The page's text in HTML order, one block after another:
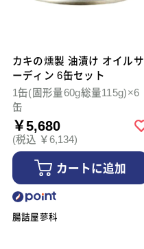
カキの燻製 油漬け オイルサ
ーディン 6缶セット
1缶(固形量60g総量115g)×6
缶
￥5,680
(税込 ￥6,134)
カートに追加
腸詰屋蓼科